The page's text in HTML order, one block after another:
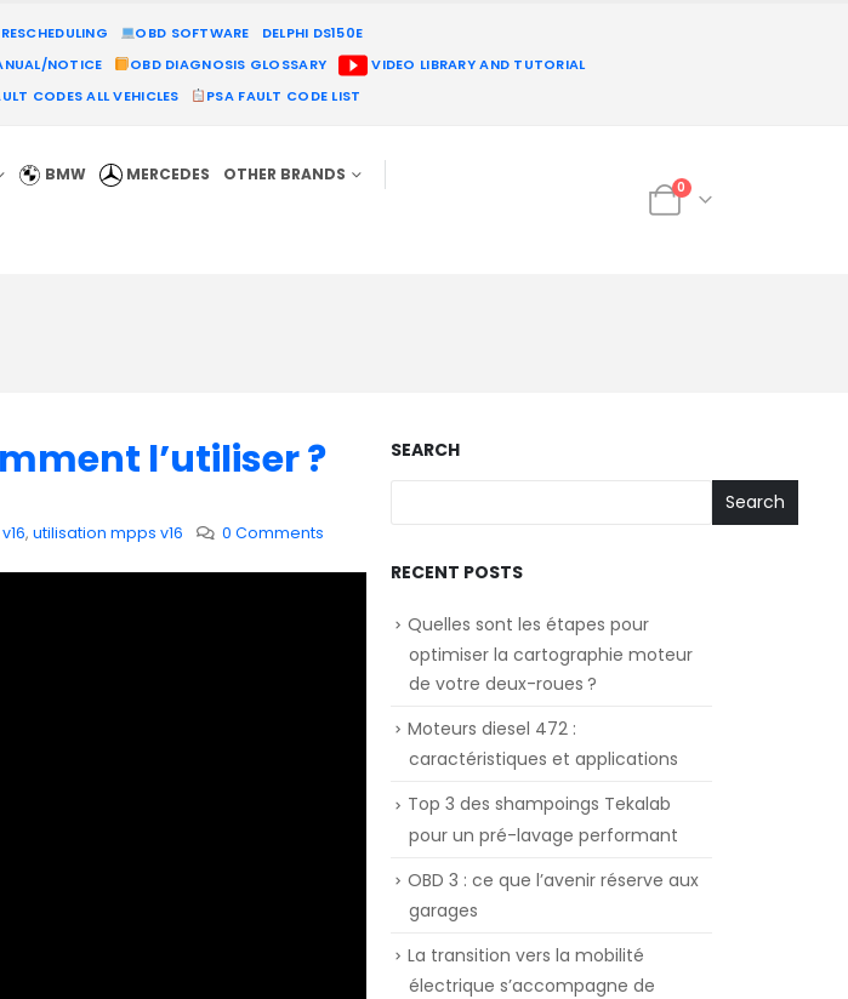
RESCHEDULING OBD SOFTWARE
DELPHI DS150E
NOTICE OBD DIAGNOSIS GLOSSARY
VIDEO LIBRARY AND TUTORIAL
CODES ALL VEHICLES PSA FAULT CODE LIST
BMW MERCEDES OTHER BRANDS
0
l’utiliser ?
, utilisation mpps v16 0 Comments
SEARCH
Search
RECENT POSTS
Quelles sont les étapes pour
optimiser la cartographie moteur
de votre deux-roues ?
Moteurs diesel 472 :
caractéristiques et applications
Top 3 des shampoings Tekalab
pour un pré-lavage performant
OBD 3 : ce que l’avenir réserve aux
garages
La transition vers la mobilité
électrique s’accompagne de